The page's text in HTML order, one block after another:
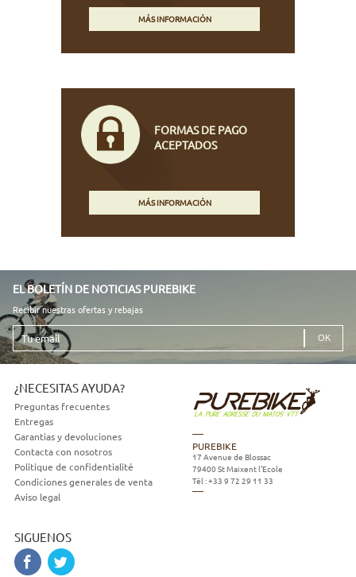
MÁS INFORMACIÓN
FORMAS DE PAGO
ACEPTADOS
MÁS INFORMACIÓN
EL BOLETÍN DE NOTICIAS PUREBIKE
Recibir nuestras ofertas y rebajas
Tu
email
¿NECESITAS AYUDA?
Preguntas frecuentes
Entregas
Garantias y devoluciones
Contacta con nosotros
Politique de confidentialité
Condiciones generales de venta
Aviso legal
SIGUENOS
PUREBIKE
17 Avenue de Blossac
79400 St Maixent l'Ecole
Tél :+33 9 72 29 11 33